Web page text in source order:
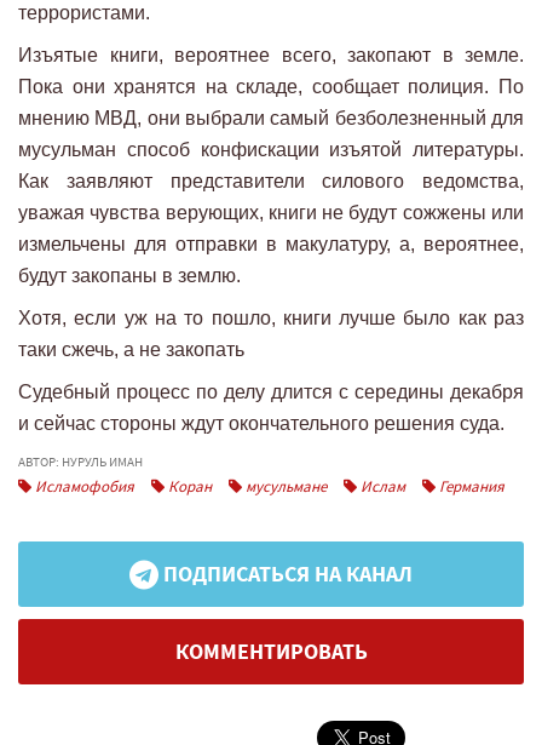
террористами.
Изъятые книги, вероятнее всего, закопают в земле.
Пока они хранятся на складе, сообщает полиция. По
мнению МВД, они выбрали самый безболезненный для
мусульман способ конфискации изъятой литературы.
Как заявляют представители силового ведомства,
уважая чувства верующих, книги не будут сожжены или
измельчены для отправки в макулатуру, а, вероятнее,
будут закопаны в землю.
Хотя, если уж на то пошло, книги лучше было как раз
таки сжечь, а не закопать
Судебный процесс по делу длится с середины декабря
и сейчас стороны ждут окончательного решения суда.
АВТОР: НУРУЛЬ ИМАН
Исламофобия Коран мусульмане Ислам Германия
ПОДПИСАТЬСЯ НА КАНАЛ
КОММЕНТИРОВАТЬ